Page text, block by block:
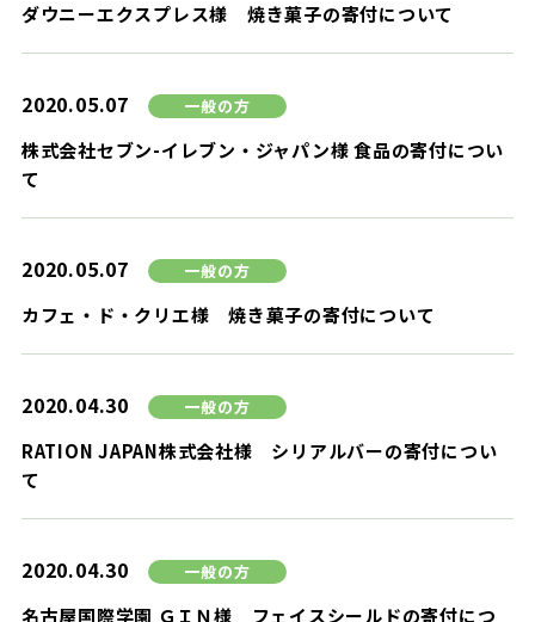
ダウニーエクスプレス様 焼き菓子の寄付について
2020.05.07 一般の方
株式会社セブン-イレブン・ジャパン様 食品の寄付につい
て
2020.05.07 一般の方
カフェ・ド・クリエ様 焼き菓子の寄付について
2020.04.30 一般の方
RATION JAPAN株式会社様 シリアルバーの寄付につい
て
2020.04.30 一般の方
名古屋国際学園 ＧＩＮ様 フェイスシールドの寄付につ